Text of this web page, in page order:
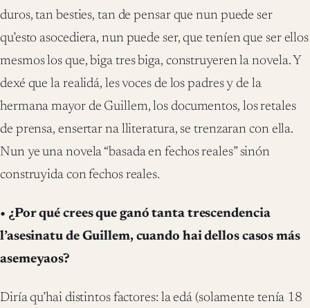
duros, tan besties, tan de pensar que nun puede ser
qu’esto asocediera, nun puede ser, que teníen que ser ellos
mesmos los que, biga tres biga, construyeren la novela. Y
dexé que la realidá, les voces de los padres y de la
hermana mayor de Guillem, los documentos, los retales
de prensa, ensertar na lliteratura, se trenzaran con ella.
Nun ye una novela “basada en fechos reales” sinón
construyida con fechos reales.
• ¿Por qué crees que ganó tanta trescendencia
l’asesinatu de Guillem, cuando hai dellos casos más
asemeyaos?
Diría qu’hai distintos factores: la edá (solamente tenía 18